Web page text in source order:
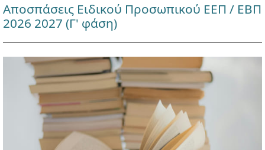
Αποσπάσεις Ειδικού Προσωπικού ΕΕΠ / ΕΒΠ
2026 2027 (Γ' φάση)